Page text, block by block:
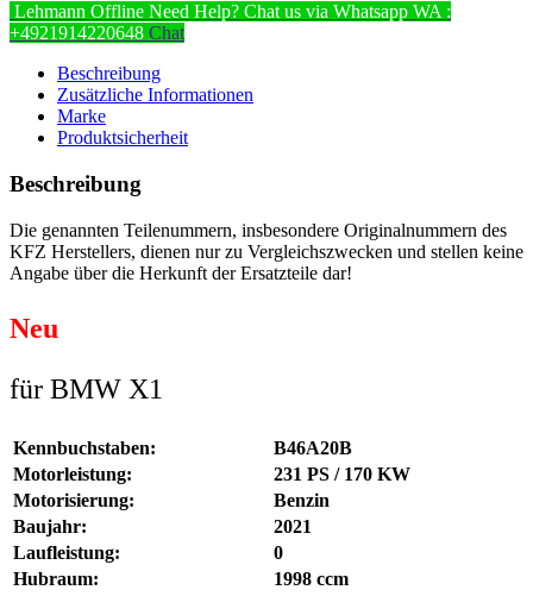
Lehmann Offline Need Help? Chat us via Whatsapp WA :
+4921914220648 Chat
Beschreibung
Zusätzliche Informationen
Marke
Produktsicherheit
Beschreibung
Die genannten Teilenummern, insbesondere Originalnummern des
KFZ Herstellers, dienen nur zu Vergleichszwecken und stellen keine
Angabe über die Herkunft der Ersatzteile dar!
Neu
für BMW X1
Kennbuchstaben:
B46A20B
Motorleistung:
231 PS / 170 KW
Motorisierung:
Benzin
Baujahr:
2021
Laufleistung:
0
Hubraum:
1998 ccm